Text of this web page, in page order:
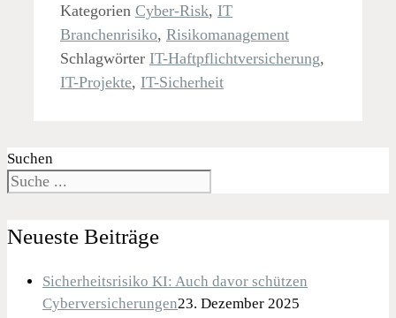
Kategorien Cyber-Risk, IT
Branchenrisiko, Risikomanagement
Schlagwörter IT-Haftpflichtversicherung,
IT-Projekte, IT-Sicherheit
Suchen
Neueste Beiträge
Sicherheitsrisiko KI: Auch davor schützen
Cyberversicherungen23. Dezember 2025